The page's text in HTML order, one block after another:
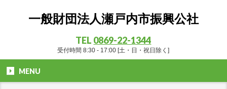
一般財団法人瀬戸内市振興公社
TEL 0869-22-1344
受付時間 8:30 - 17:00 [土・日・祝日除く]
MENU